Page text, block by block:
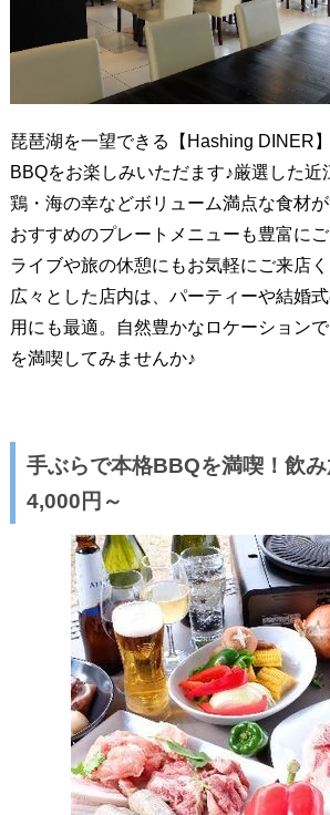
琵琶湖を一望できる【Hashing DINER
BBQをお楽しみいただます♪厳選した近
鶏・海の幸などボリューム満点な食材
おすすめのプレートメニューも豊富に
ライブや旅の休憩にもお気軽にご来店
広々とした店内は、パーティーや結婚
用にも最適。自然豊かなロケーション
を満喫してみませんか♪
手ぶらで本格BBQを満喫！飲
4,000円～